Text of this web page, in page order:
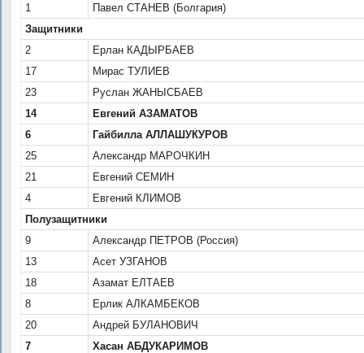
1
Павел СТАНЕВ (Болгария)
Защитники
2
Ерлан КАДЫРБАЕВ
17
Мирас ТУЛИЕВ
23
Руслан ЖАНЫСБАЕВ
14
Евгений АЗАМАТОВ
6
Гайбилла АЛЛАШУКУРОВ
25
Александр МАРОЧКИН
21
Евгений СЕМИН
4
Евгений КЛИМОВ
Полузащитники
9
Александр ПЕТРОВ (Россия)
13
Асет УЗГАНОВ
18
Азамат ЕЛТАЕВ
8
Ерлик АЛКАМБЕКОВ
20
Андрей БУЛАНОВИЧ
7
Хасан АБДУКАРИМОВ